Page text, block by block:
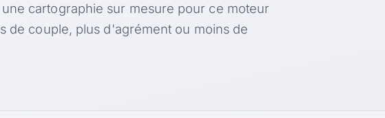
cartographie sur mesure pour ce moteur
de couple, plus d'agrément ou moins de